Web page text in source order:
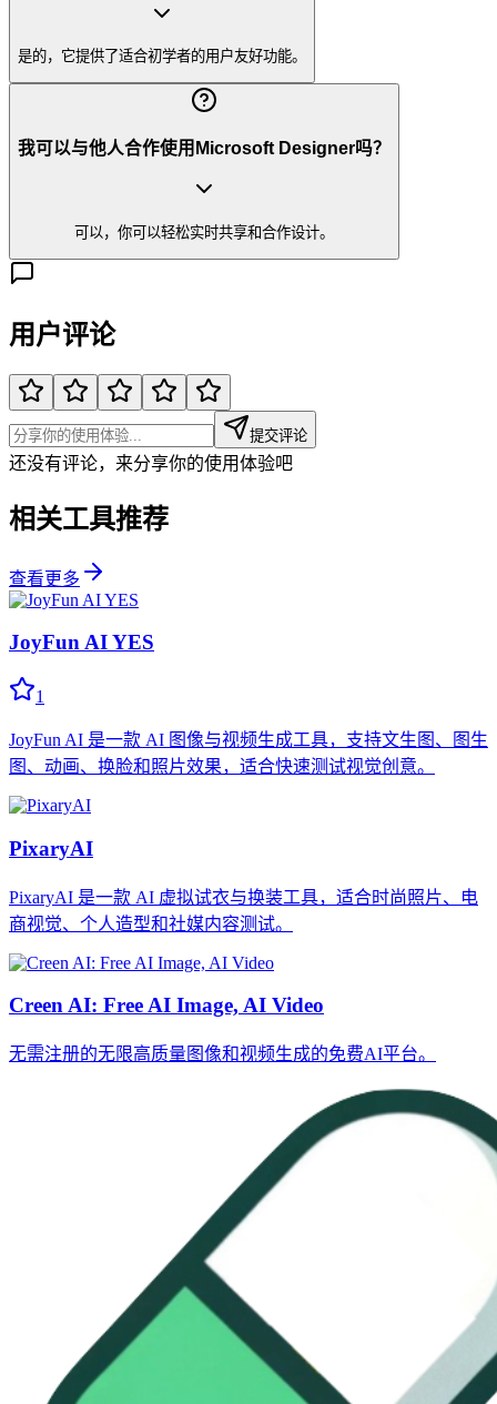
是的，它提供了适合初学者的用户友好功能。
我可以与他人合作使用Microsoft Designer吗？
可以，你可以轻松实时共享和合作设计。
用户评论
提交评论
还没有评论，来分享你的使用体验吧
相关工具推荐
查看更多
JoyFun AI YES
1
JoyFun AI 是一款 AI 图像与视频生成工具，支持文生图、图生
图、动画、换脸和照片效果，适合快速测试视觉创意。
PixaryAI
PixaryAI 是一款 AI 虚拟试衣与换装工具，适合时尚照片、电
商视觉、个人造型和社媒内容测试。
Creen AI: Free AI Image, AI Video
无需注册的无限高质量图像和视频生成的免费AI平台。